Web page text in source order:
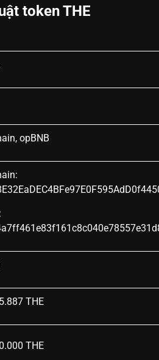
token THE
opBNB
THE
THE